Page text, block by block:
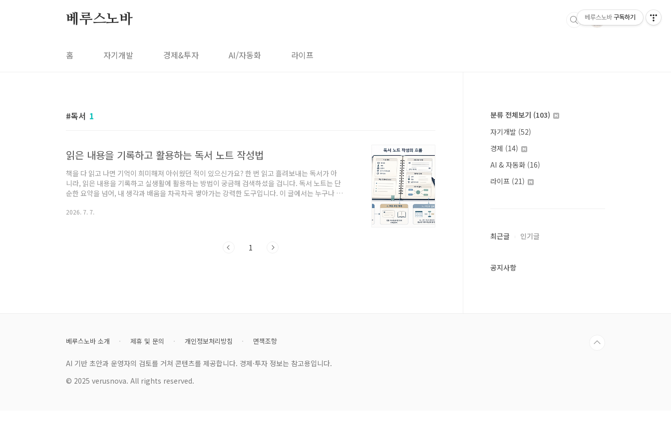
베루스노바
홈 자기개발 경제&투자 AI/자동화 라이프
독서 1
읽은 내용을 기록하고 활용하는 독서 노트 작성법
책을 다 읽고 나면 기억이 희미해져 아쉬웠던 적이 있으신가요? 한 번 읽고 흘려보내는 독서가 아
니라, 읽은 내용을 기록하고 실생활에 활용하는 방법이 궁금해 검색하셨을 겁니다. 독서 노트는 단
순한 요약을 넘어, 내 생각과 배움을 차곡차곡 쌓아가는 강력한 도구입니다. 이 글에서는 누구나 쉽
습관을 위한 속독법과 독서 습관 기르기 글도 참고하실 수 있습니다. 지금부터 내 삶에 남는 독서를
2026. 7. 7.
1
분류 전체보기 (103)
자기개발 (52)
경제 (14)
AI & 자동화 (16)
라이프 (21)
최근글 인기글
공지사항
베루스노바 소개 제휴 및 문의 개인정보처리방침 면책조항
AI 기반 초안과 운영자의 검토를 거쳐 콘텐츠를 제공합니다. 경제·투자 정보는 참고용입니다.
© 2025 verusnova. All rights reserved.
베루스노바 구독하기